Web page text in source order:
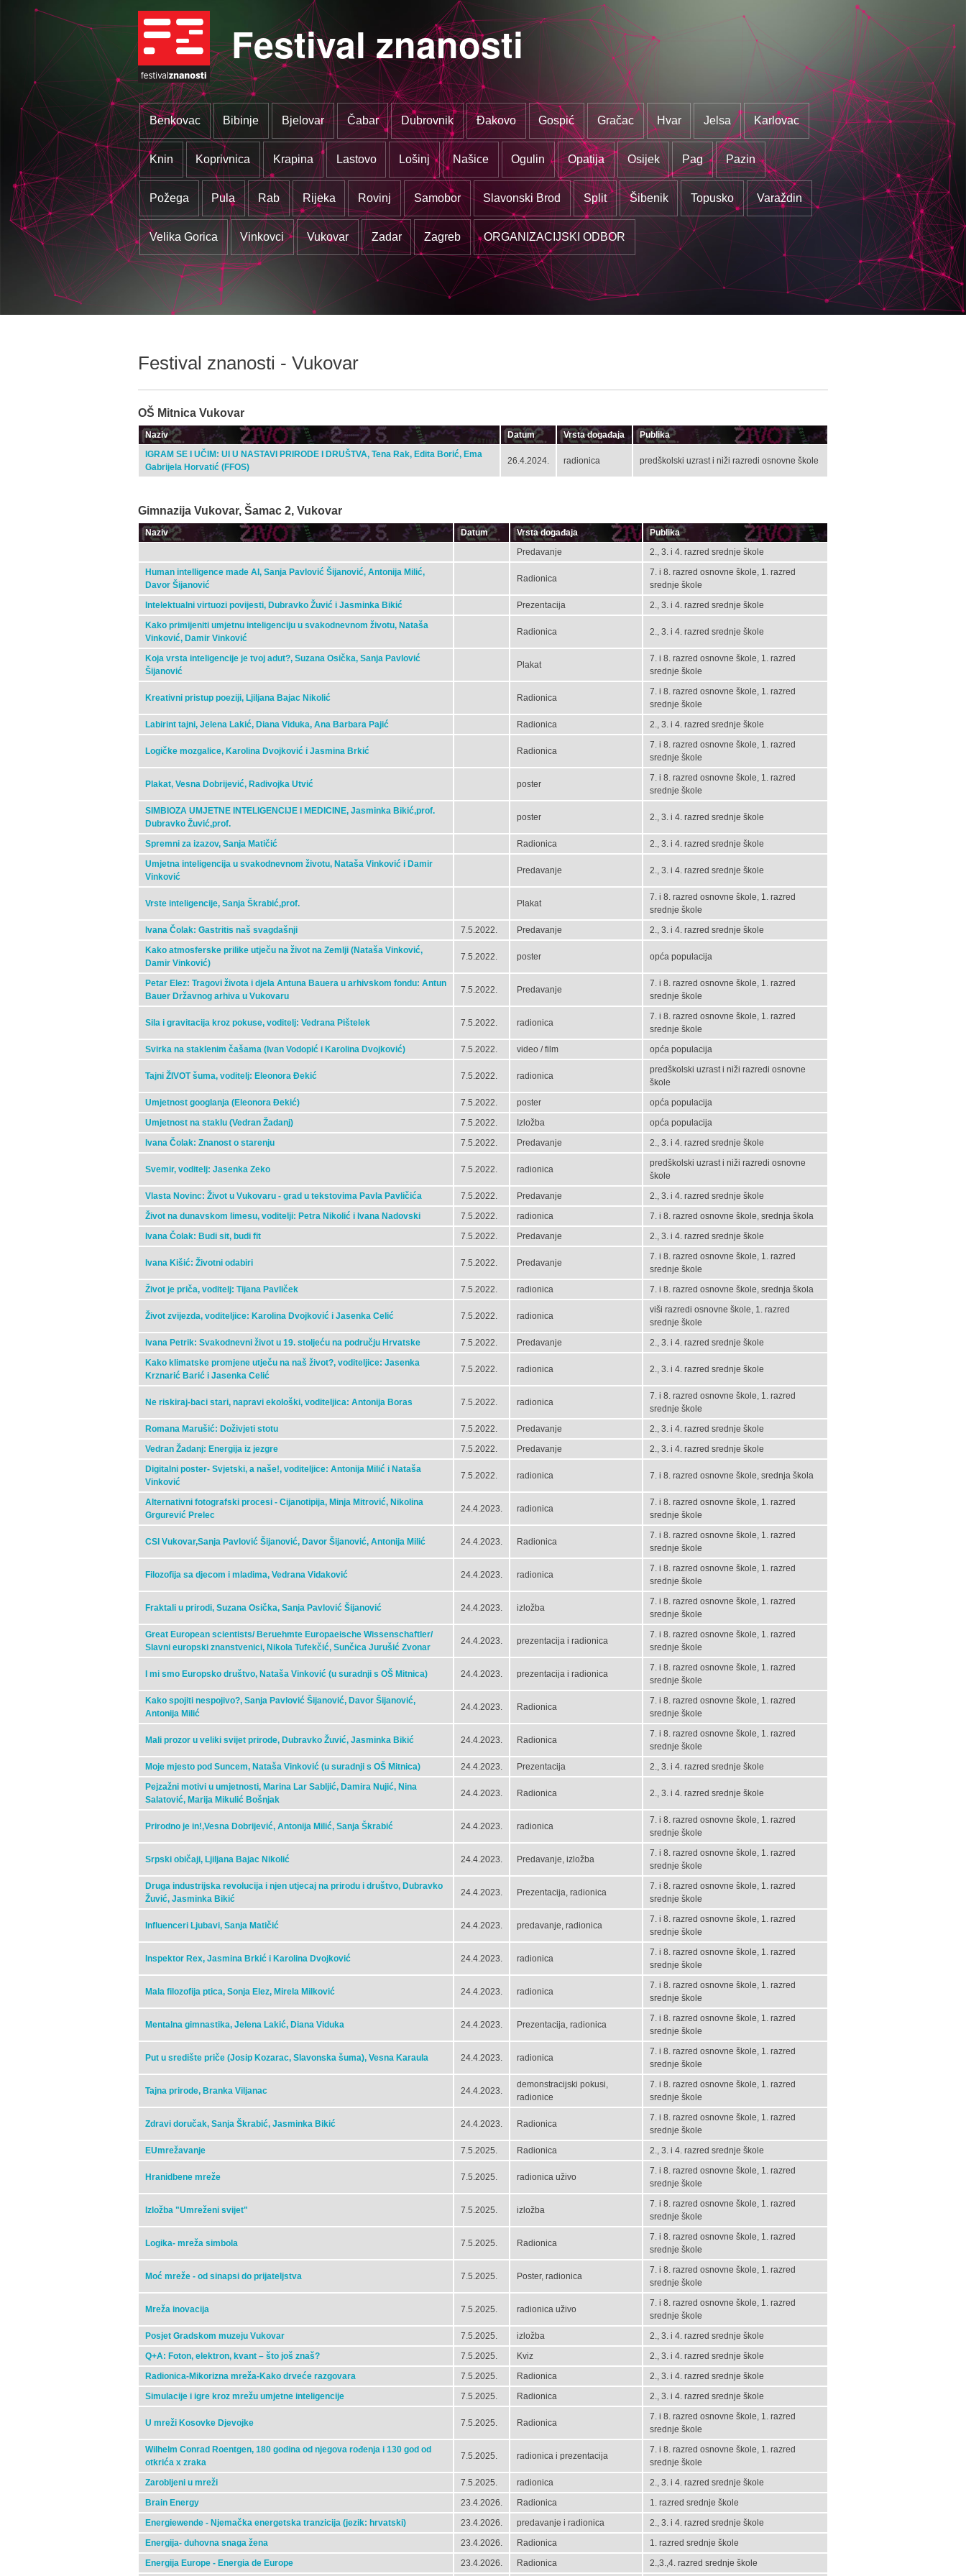
Festival znanosti
Benkovac Bibinje Bjelovar Čabar Dubrovnik Đakovo Gospić Gračac Hvar Jelsa Karlovac
Knin Koprivnica Krapina Lastovo Lošinj Našice Ogulin Opatija Osijek Pag Pazin
Požega Pula Rab Rijeka Rovinj Samobor Slavonski Brod Split Šibenik Topusko Varaždin
Velika Gorica Vinkovci Vukovar Zadar Zagreb ORGANIZACIJSKI ODBOR
Festival znanosti - Vukovar
OŠ Mitnica Vukovar
Naziv Datum Vrsta događaja
Publika
IGRAM SE I UČIM: UI U NASTAVI PRIRODE I DRUŠTVA, Tena Rak, Edita Borić, Ema
Gabrijela Horvatić (FFOS)
26.4.2024. radionica predškolski uzrast i niži razredi osnovne škole
Gimnazija Vukovar, Šamac 2, Vukovar
Naziv Datum Vrsta događaja
Publika
Predavanje
2., 3. i 4. razred srednje škole
Human intelligence made AI, Sanja Pavlović Šijanović, Antonija Milić,
Davor Šijanović
Radionica
7. i 8. razred osnovne škole, 1. razred
srednje škole
Intelektualni virtuozi povijesti, Dubravko Žuvić i Jasminka Bikić
Prezentacija
2., 3. i 4. razred srednje škole
Kako primijeniti umjetnu inteligenciju u svakodnevnom životu, Nataša
Vinković, Damir Vinković
Radionica 2., 3. i 4. razred srednje škole
Koja vrsta inteligencije je tvoj adut?, Suzana Osička, Sanja Pavlović
Šijanović
Plakat
7. i 8. razred osnovne škole, 1. razred
srednje škole
Kreativni pristup poeziji, Ljiljana Bajac Nikolić Radionica
7. i 8. razred osnovne škole, 1. razred
srednje škole
Labirint tajni, Jelena Lakić, Diana Viduka, Ana Barbara Pajić
Radionica 2., 3. i 4. razred srednje škole
Logičke mozgalice, Karolina Dvojković i Jasmina Brkić Radionica
7. i 8. razred osnovne škole, 1. razred
srednje škole
Plakat, Vesna Dobrijević, Radivojka Utvić poster
7. i 8. razred osnovne škole, 1. razred
srednje škole
SIMBIOZA UMJETNE INTELIGENCIJE I MEDICINE, Jasminka Bikić,prof.
Dubravko Žuvić,prof.
poster 2., 3. i 4. razred srednje škole
Spremni za izazov, Sanja Matičić Radionica
2., 3. i 4. razred srednje škole
Umjetna inteligencija u svakodnevnom životu, Nataša Vinković i Damir
Vinković
Predavanje 2., 3. i 4. razred srednje škole
Vrste inteligencije, Sanja Škrabić,prof. Plakat
7. i 8. razred osnovne škole, 1. razred
srednje škole
Ivana Čolak: Gastritis naš svagdašnji
7.5.2022. Predavanje
2., 3. i 4. razred srednje škole
Kako atmosferske prilike utječu na život na Zemlji (Nataša Vinković,
Damir Vinković)
7.5.2022. poster opća populacija
Petar Elez: Tragovi života i djela Antuna Bauera u arhivskom fondu: Antun
Bauer Državnog arhiva u Vukovaru
7.5.2022. Predavanje
7. i 8. razred osnovne škole, 1. razred
srednje škole
Sila i gravitacija kroz pokuse, voditelj: Vedrana Pištelek 7.5.2022. radionica
7. i 8. razred osnovne škole, 1. razred
srednje škole
Svirka na staklenim čašama (Ivan Vodopić i Karolina Dvojković)
7.5.2022. video / film opća populacija
Tajni ŽIVOT šuma, voditelj: Eleonora Đekić 7.5.2022. radionica
predškolski uzrast i niži razredi osnovne
škole
Umjetnost googlanja (Eleonora Đekić)
7.5.2022. poster
opća populacija
Umjetnost na staklu (Vedran Žadanj)
7.5.2022. Izložba
opća populacija
Ivana Čolak: Znanost o starenju
7.5.2022. Predavanje 2., 3. i 4. razred srednje škole
Svemir, voditelj: Jasenka Zeko 7.5.2022. radionica
predškolski uzrast i niži razredi osnovne
škole
Vlasta Novinc: Život u Vukovaru - grad u tekstovima Pavla Pavličića
7.5.2022. Predavanje
2., 3. i 4. razred srednje škole
Život na dunavskom limesu, voditelji: Petra Nikolić i Ivana Nadovski
7.5.2022. radionica
7. i 8. razred osnovne škole, srednja škola
Ivana Čolak: Budi sit, budi fit
7.5.2022. Predavanje 2., 3. i 4. razred srednje škole
Ivana Kišić: Životni odabiri 7.5.2022. Predavanje
7. i 8. razred osnovne škole, 1. razred
srednje škole
Život je priča, voditelj: Tijana Pavliček
7.5.2022. radionica 7. i 8. razred osnovne škole, srednja škola
Život zvijezda, voditeljice: Karolina Dvojković i Jasenka Celić 7.5.2022. radionica
viši razredi osnovne škole, 1. razred
srednje škole
Ivana Petrik: Svakodnevni život u 19. stoljeću na području Hrvatske
7.5.2022. Predavanje
2., 3. i 4. razred srednje škole
Kako klimatske promjene utječu na naš život?, voditeljice: Jasenka
Krznarić Barić i Jasenka Celić
7.5.2022. radionica 2., 3. i 4. razred srednje škole
Ne riskiraj-baci stari, napravi ekološki, voditeljica: Antonija Boras 7.5.2022. radionica
7. i 8. razred osnovne škole, 1. razred
srednje škole
Romana Marušić: Doživjeti stotu
7.5.2022. Predavanje
2., 3. i 4. razred srednje škole
Vedran Žadanj: Energija iz jezgre
7.5.2022. Predavanje
2., 3. i 4. razred srednje škole
Digitalni poster- Svjetski, a naše!, voditeljice: Antonija Milić i Nataša
Vinković
7.5.2022. radionica 7. i 8. razred osnovne škole, srednja škola
Alternativni fotografski procesi - Cijanotipija, Minja Mitrović, Nikolina
Grgurević Prelec
24.4.2023. radionica
7. i 8. razred osnovne škole, 1. razred
srednje škole
CSI Vukovar,Sanja Pavlović Šijanović, Davor Šijanović, Antonija Milić 24.4.2023. Radionica
7. i 8. razred osnovne škole, 1. razred
srednje škole
Filozofija sa djecom i mladima, Vedrana Vidaković 24.4.2023. radionica
7. i 8. razred osnovne škole, 1. razred
srednje škole
Fraktali u prirodi, Suzana Osička, Sanja Pavlović Šijanović 24.4.2023. izložba
7. i 8. razred osnovne škole, 1. razred
srednje škole
Great European scientists/ Beruehmte Europaeische Wissenschaftler/
Slavni europski znanstvenici, Nikola Tufekčić, Sunčica Jurušić Zvonar
24.4.2023. prezentacija i radionica
7. i 8. razred osnovne škole, 1. razred
srednje škole
I mi smo Europsko društvo, Nataša Vinković (u suradnji s OŠ Mitnica) 24.4.2023. prezentacija i radionica
7. i 8. razred osnovne škole, 1. razred
srednje škole
Kako spojiti nespojivo?, Sanja Pavlović Šijanović, Davor Šijanović,
Antonija Milić
24.4.2023. Radionica
7. i 8. razred osnovne škole, 1. razred
srednje škole
Mali prozor u veliki svijet prirode, Dubravko Žuvić, Jasminka Bikić 24.4.2023. Radionica
7. i 8. razred osnovne škole, 1. razred
srednje škole
Moje mjesto pod Suncem, Nataša Vinković (u suradnji s OŠ Mitnica)
24.4.2023. Prezentacija
2., 3. i 4. razred srednje škole
Pejzažni motivi u umjetnosti, Marina Lar Sabljić, Damira Nujić, Nina
Salatović, Marija Mikulić Bošnjak
24.4.2023. Radionica 2., 3. i 4. razred srednje škole
Prirodno je in!,Vesna Dobrijević, Antonija Milić, Sanja Škrabić 24.4.2023. radionica
7. i 8. razred osnovne škole, 1. razred
srednje škole
Srpski običaji, Ljiljana Bajac Nikolić 24.4.2023. Predavanje, izložba
7. i 8. razred osnovne škole, 1. razred
srednje škole
Druga industrijska revolucija i njen utjecaj na prirodu i društvo, Dubravko
Žuvić, Jasminka Bikić
24.4.2023. Prezentacija, radionica
7. i 8. razred osnovne škole, 1. razred
srednje škole
Influenceri Ljubavi, Sanja Matičić 24.4.2023. predavanje, radionica
7. i 8. razred osnovne škole, 1. razred
srednje škole
Inspektor Rex, Jasmina Brkić i Karolina Dvojković 24.4.2023. radionica
7. i 8. razred osnovne škole, 1. razred
srednje škole
Mala filozofija ptica, Sonja Elez, Mirela Milković 24.4.2023. radionica
7. i 8. razred osnovne škole, 1. razred
srednje škole
Mentalna gimnastika, Jelena Lakić, Diana Viduka 24.4.2023. Prezentacija, radionica
7. i 8. razred osnovne škole, 1. razred
srednje škole
Put u središte priče (Josip Kozarac, Slavonska šuma), Vesna Karaula 24.4.2023. radionica
7. i 8. razred osnovne škole, 1. razred
srednje škole
Tajna prirode, Branka Viljanac 24.4.2023.
demonstracijski pokusi,
radionice
7. i 8. razred osnovne škole, 1. razred
srednje škole
Zdravi doručak, Sanja Škrabić, Jasminka Bikić 24.4.2023. Radionica
7. i 8. razred osnovne škole, 1. razred
srednje škole
EUmrežavanje
7.5.2025. Radionica 2., 3. i 4. razred srednje škole
Hranidbene mreže 7.5.2025. radionica uživo
7. i 8. razred osnovne škole, 1. razred
srednje škole
Izložba "Umreženi svijet" 7.5.2025. izložba
7. i 8. razred osnovne škole, 1. razred
srednje škole
Logika- mreža simbola 7.5.2025. Radionica
7. i 8. razred osnovne škole, 1. razred
srednje škole
Moć mreže - od sinapsi do prijateljstva 7.5.2025. Poster, radionica
7. i 8. razred osnovne škole, 1. razred
srednje škole
Mreža inovacija 7.5.2025. radionica uživo
7. i 8. razred osnovne škole, 1. razred
srednje škole
Posjet Gradskom muzeju Vukovar
7.5.2025. izložba
2., 3. i 4. razred srednje škole
Q+A: Foton, elektron, kvant – što još znaš?
7.5.2025. Kviz
2., 3. i 4. razred srednje škole
Radionica-Mikorizna mreža-Kako drveće razgovara
7.5.2025. Radionica
2., 3. i 4. razred srednje škole
Simulacije i igre kroz mrežu umjetne inteligencije
7.5.2025. Radionica 2., 3. i 4. razred srednje škole
U mreži Kosovke Djevojke 7.5.2025. Radionica
7. i 8. razred osnovne škole, 1. razred
srednje škole
Wilhelm Conrad Roentgen, 180 godina od njegova rođenja i 130 god od
otkrića x zraka
7.5.2025. radionica i prezentacija
7. i 8. razred osnovne škole, 1. razred
srednje škole
Zarobljeni u mreži
7.5.2025. radionica
2., 3. i 4. razred srednje škole
Brain Energy
23.4.2026. Radionica
1. razred srednje škole
Energiewende - Njemačka energetska tranzicija (jezik: hrvatski)
23.4.2026. predavanje i radionica
2., 3. i 4. razred srednje škole
Energija- duhovna snaga žena
23.4.2026. Radionica
1. razred srednje škole
Energija Europe - Energia de Europe
23.4.2026. Radionica 2.,3.,4. razred srednje škole